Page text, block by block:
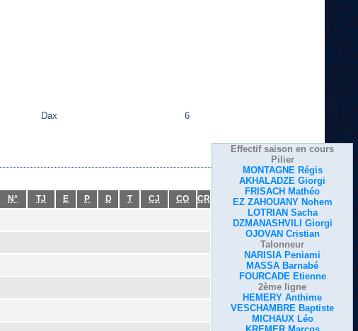
Dax 6
Effectif saison en cours
Pilier
MONTAGNE Régis
AKHALADZE Giorgi
FRISACH Mathéo
EZ ZAHOUANY Nohem
LOTRIAN Sacha
DZMANASHVILI Giorgi
OJOVAN Cristian
Talonneur
NARISIA Peniami
MASSA Barnabé
FOURCADE Etienne
2ème ligne
HEMERY Anthime
VESCHAMBRE Baptiste
MICHAUX Léo
N° TJ E P D T CJ CO CR